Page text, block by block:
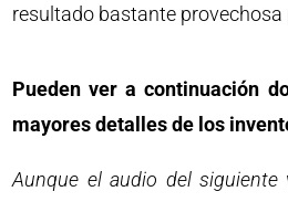
resultado bastante
Pueden ver a continuación
mayores detalles de los
Aunque el audio del siguiente